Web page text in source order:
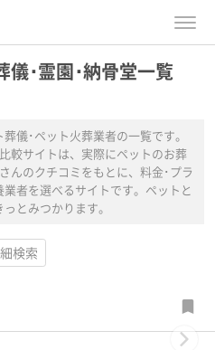
儀･霊園･納骨堂一覧
儀･ペット火葬業者の一覧です。
較サイトは、実際にペットのお葬
んのクチコミをもとに、料金･プラ
者を選べるサイトです。ペットと
とみつかります。
検索
Next